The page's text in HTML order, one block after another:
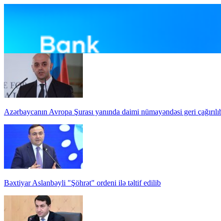
Azərbaycanın Avropa Şurası yanında daimi nümayəndəsi geri
Bəxtiyar Aslanbəyli "Şöhrət" ordeni ilə təltif edilib